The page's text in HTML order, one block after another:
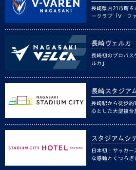
長崎県内21市町を
ークラブ「V・フ
長崎ヴェルカ
長崎初のプロバス
ルカ」
長崎スタジア
長崎駅から徒歩約
心とした大型複合
スタジアムシ
日本初！サッカー
な感動とくつろぎ